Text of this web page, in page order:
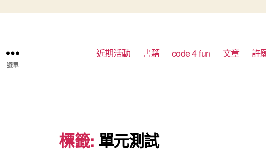
選單
近期活動 書籍 code 4 fun 文章 許
標籤: 單元測試